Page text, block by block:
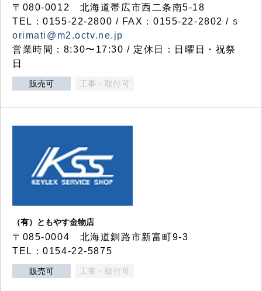
〒080-0012 北海道帯広市西二条南5-18
TEL：0155-22-2800 / FAX：0155-22-2802 / s
orimati@m2.octv.ne.jp
営業時間：8:30〜17:30 / 定休日：日曜日・祝祭
日
販売可 工事・取付可
（有）ともやす金物店
〒085-0004 北海道釧路市新富町9-3
TEL：0154-22-5875
販売可 工事・取付可